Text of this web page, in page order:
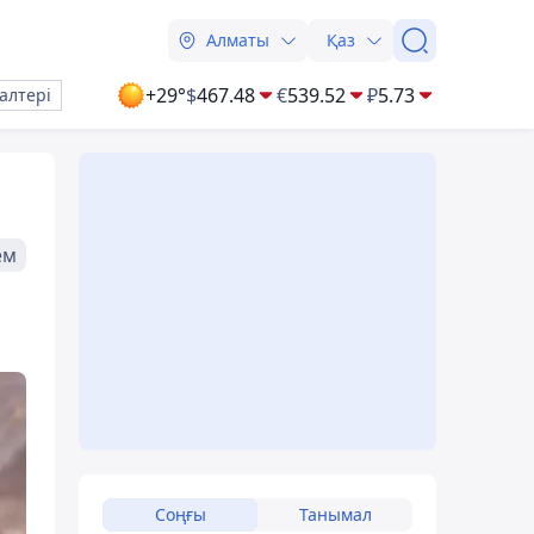
Алматы Қаз
+29°$467.48 €539.52 ₽5.73
Соңғы Танымал